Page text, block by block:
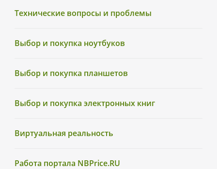
Технические вопросы и проблемы
Выбор и покупка ноутбуков
Выбор и покупка планшетов
Выбор и покупка электронных книг
Виртуальная реальность
Работа портала NBPrice.RU